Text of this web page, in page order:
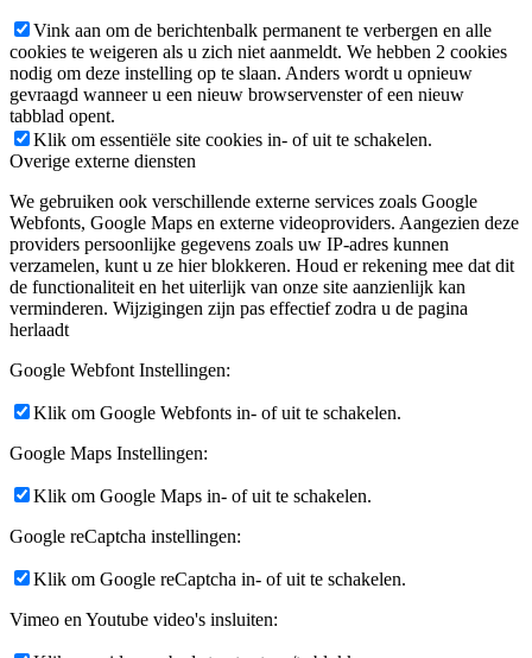
Vink aan om de berichtenbalk permanent te verbergen en alle
cookies te weigeren als u zich niet aanmeldt. We hebben 2 cookies
nodig om deze instelling op te slaan. Anders wordt u opnieuw
gevraagd wanneer u een nieuw browservenster of een nieuw
tabblad opent.
Klik om essentiële site cookies in- of uit te schakelen.
Overige externe diensten
We gebruiken ook verschillende externe services zoals Google
Webfonts, Google Maps en externe videoproviders. Aangezien deze
providers persoonlijke gegevens zoals uw IP-adres kunnen
verzamelen, kunt u ze hier blokkeren. Houd er rekening mee dat dit
de functionaliteit en het uiterlijk van onze site aanzienlijk kan
verminderen. Wijzigingen zijn pas effectief zodra u de pagina
herlaadt
Google Webfont Instellingen:
Klik om Google Webfonts in- of uit te schakelen.
Google Maps Instellingen:
Klik om Google Maps in- of uit te schakelen.
Google reCaptcha instellingen:
Klik om Google reCaptcha in- of uit te schakelen.
Vimeo en Youtube video's insluiten: